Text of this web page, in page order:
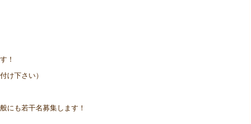
！
け下さい）
にも若干名募集します！